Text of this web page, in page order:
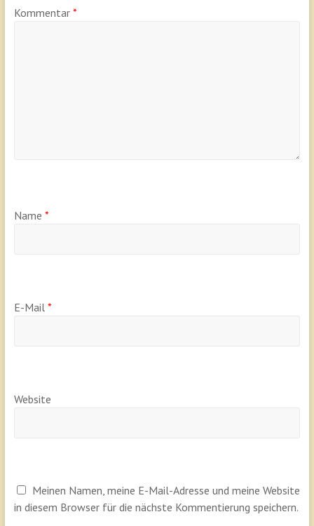
Kommentar *
Name *
E-Mail *
Website
Meinen Namen, meine E-Mail-Adresse und meine Website
in diesem Browser für die nächste Kommentierung speichern.